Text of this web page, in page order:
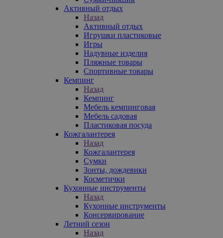
Активный отдых
Назад
Активный отдых
Игрушки пластиковые
Игры
Надувные изделия
Пляжные товары
Спортивные товары
Кемпинг
Назад
Кемпинг
Мебель кемпинговая
Мебель садовая
Пластиковая посуда
Кожгалантерея
Назад
Кожгалантерея
Сумки
Зонты, дождевики
Косметички
Кухонные инструменты
Назад
Кухонные инструменты
Консервирование
Летний сезон
Назад